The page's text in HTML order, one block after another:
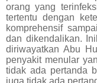
orang yang
tertentu dengan
komprehensif
dan dikendalikan.
diriwayatkan Abu
penyakit menular
tidak ada pertanda
juga tidak ada